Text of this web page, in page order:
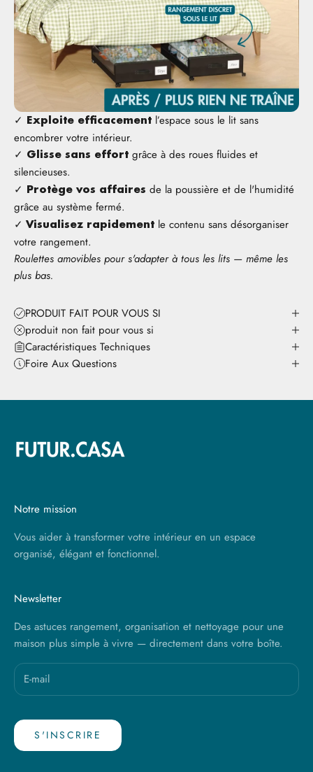
✓ Exploite efficacement l’espace sous le lit sans
encombrer votre intérieur.
✓ Glisse sans effort grâce à des roues fluides et
silencieuses.
✓ Protège vos affaires de la poussière et de l'humidité
grâce au système fermé.
✓ Visualisez rapidement le contenu sans désorganiser
votre rangement.
Roulettes amovibles pour s'adapter à tous les lits — même les
plus bas.
PRODUIT FAIT POUR VOUS SI
produit non fait pour vous si
Caractéristiques Techniques
Foire Aux Questions
Notre mission
Vous aider à transformer votre intérieur en un espace
organisé, élégant et fonctionnel.
Newsletter
Des astuces rangement, organisation et nettoyage pour une
maison plus simple à vivre — directement dans votre boîte.
S'INSCRIRE